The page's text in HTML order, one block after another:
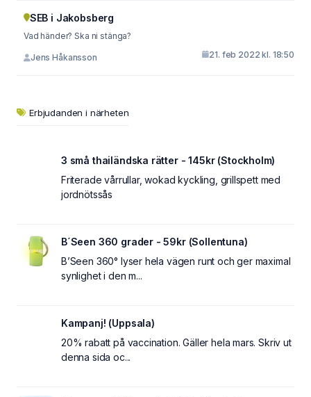
SEB i Jakobsberg
Vad händer? Ska ni stänga?
Jens Håkansson 21. feb 2022 kl. 18:50
Erbjudanden i närheten
3 små thailändska rätter - 145kr (Stockholm)
Friterade vårrullar, wokad kyckling, grillspett med
jordnötssås
B´Seen 360 grader - 59kr (Sollentuna)
B’Seen 360° lyser hela vägen runt och ger maximal
synlighet i den m...
Kampanj! (Uppsala)
20% rabatt på vaccination. Gäller hela mars. Skriv ut
denna sida oc...